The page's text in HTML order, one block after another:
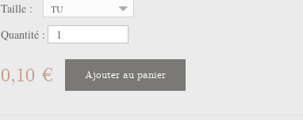
Taille : TU
Quantité :
0,10 € Ajouter au panier